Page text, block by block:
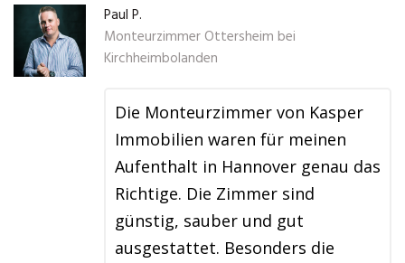
Paul P.
Monteurzimmer Ottersheim bei
Kirchheimbolanden
Die Monteurzimmer von Kasper
Immobilien waren für meinen
Aufenthalt in Hannover genau das
Richtige. Die Zimmer sind
günstig, sauber und gut
ausgestattet. Besonders die